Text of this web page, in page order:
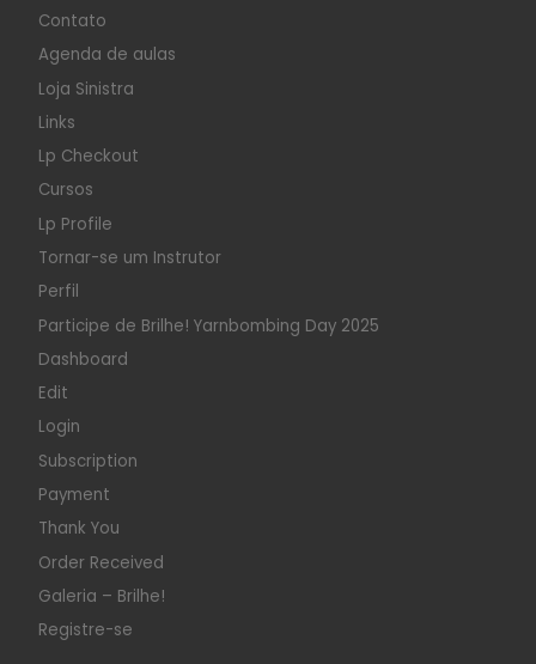
Contato
Agenda de aulas
Loja Sinistra
Links
Lp Checkout
Cursos
Lp Profile
Tornar-se um Instrutor
Perfil
Participe de Brilhe! Yarnbombing Day 2025
Dashboard
Edit
Login
Subscription
Payment
Thank You
Order Received
Galeria – Brilhe!
Registre-se